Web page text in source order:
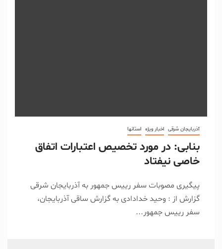
آذربایجان شرقی اخبار ویژه استانها
بنابی: در مورد تخصیص اعتبارات اتفاق
خاصی نیفتاد
پیگیری مصوبات سفر رییس جمهور به آذربایجان شرقی
گزارش از : وحید خدادادی به گزارش ساقی آذربایجان،
سفر رییس جمهور...